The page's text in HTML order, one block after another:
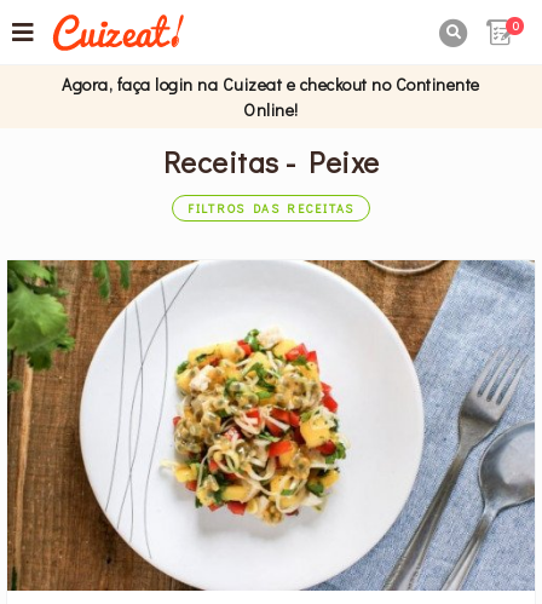
0
Agora, faça login na Cuizeat e checkout no Continente
Online!
Receitas - Peixe
FILTROS DAS RECEITAS